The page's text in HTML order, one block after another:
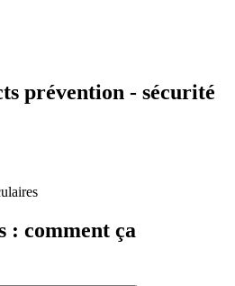
prévention - sécurité
: comment ça